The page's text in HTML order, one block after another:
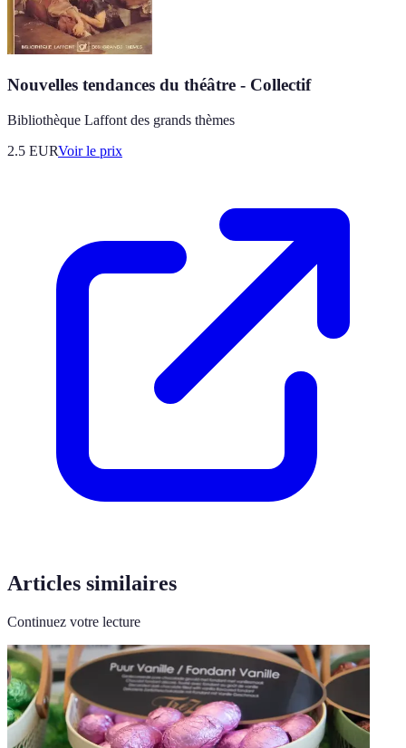
Nouvelles tendances du théâtre - Collectif
Bibliothèque Laffont des grands thèmes
2.5 EURVoir le prix
Articles similaires
Continuez votre lecture